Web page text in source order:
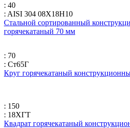
: 40
: AISI 304 08Х18Н10
Стальной сортированный
горячекатаный 70 мм
: 70
: Ст65Г
Круг горячекатаный
: 150
: 18ХГТ
Квадрат горячекатаный